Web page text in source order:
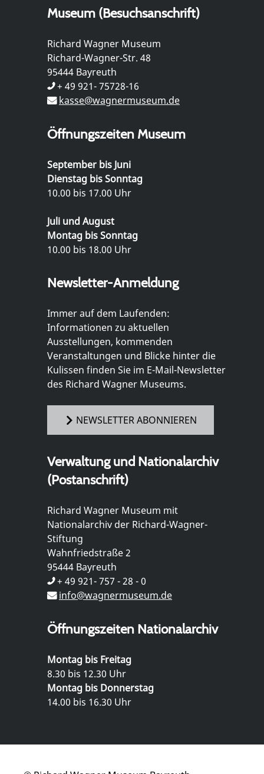
Museum (Besuchsanschrift)
Richard Wagner Museum
Richard-Wagner-Str. 48
95444 Bayreuth
+ 49 921- 75728-16
kasse@wagnermuseum.de
Öffnungszeiten Museum
September bis Juni
Dienstag bis Sonntag
10.00 bis 17.00 Uhr
Juli und August
Montag bis Sonntag
10.00 bis 18.00 Uhr
Newsletter-Anmeldung
Immer auf dem Laufenden:
Informationen zu aktuellen
Ausstellungen, kommenden
Veranstaltungen und Blicke hinter die
Kulissen finden Sie im E-Mail-Newsletter
des Richard Wagner Museums.
NEWSLETTER ABONNIEREN
Verwaltung und Nationalarchiv
(Postanschrift)
Richard Wagner Museum mit
Nationalarchiv der Richard-Wagner-
Stiftung
Wahnfriedstraße 2
95444 Bayreuth
+ 49 921- 757 - 28 - 0
info@wagnermuseum.de
Öffnungszeiten Nationalarchiv
Montag bis Freitag
8.30 bis 12.30 Uhr
Montag bis Donnerstag
14.00 bis 16.30 Uhr